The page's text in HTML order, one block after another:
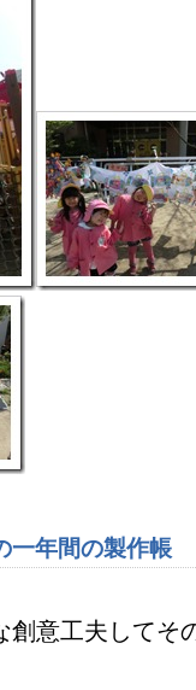
一年間の製作帳
創意工夫してそ